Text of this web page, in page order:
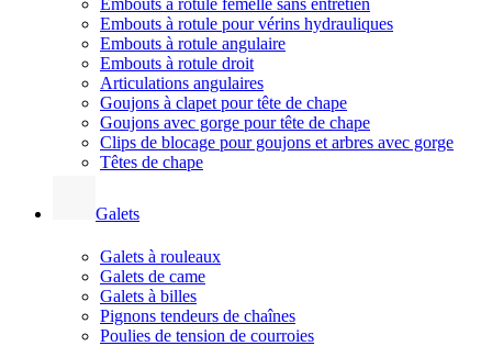
Embouts à rotule pour vérins hydrauliques
Embouts à rotule angulaire
Embouts à rotule droit
Articulations angulaires
Goujons à clapet pour tête de chape
Goujons avec gorge pour tête de chape
Clips de blocage pour goujons et arbres avec gorge
Têtes de chape
Galets
Galets à rouleaux
Galets de came
Galets à billes
Pignons tendeurs de chaînes
Poulies de tension de courroies